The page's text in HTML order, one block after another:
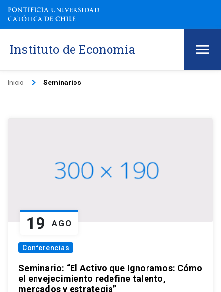
Instituto de Economía
Inicio keyboard_arrow_right Seminarios
19 AGO
Conferencias
Seminario: “El Activo que Ignoramos: Cómo
el envejecimiento redefine talento,
mercados y estrategia”